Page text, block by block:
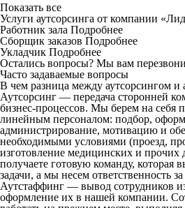
Показать все
Услуги аутсорсинга от компании
Работник зала Подробнее
Сборщик заказов Подробнее
Укладчик Подробнее
Остались вопросы? Мы вам
Часто задаваемые вопросы
В чем разница между аутсорсингом и
Аутсорсинг — передача сторонней
бизнес-процессов. Мы берем на себя
линейным персоналом: подбор,
администрирование, мотивацию и
необходимыми условиями (проезд,
изготовление медицинских и
получаете готовую команду, которая
задачи, а мы несем ответственность
Аутстаффинг — вывод сотрудников
оформление их в нашей компании.